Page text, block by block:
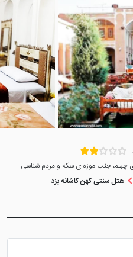
ی چهلم، جنب موزه ی سکه و مردم شناسی
هتل سنتی کهن کاشانه یزد